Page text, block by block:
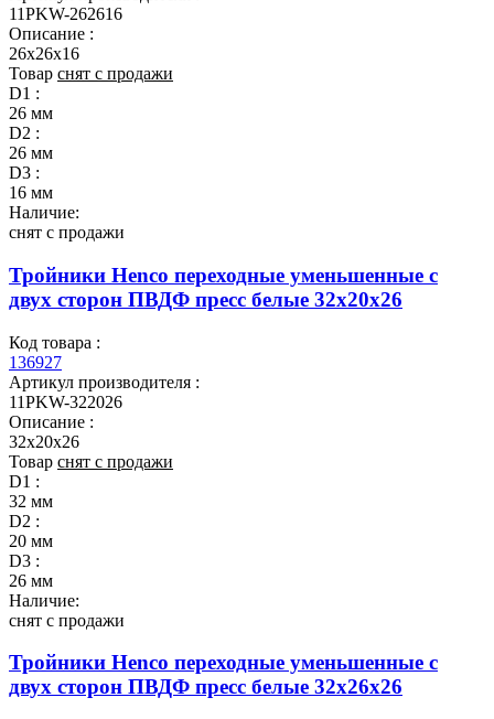
11PKW-262616
Описание :
26x26x16
Товар снят с продажи
D1 :
26 мм
D2 :
26 мм
D3 :
16 мм
Наличие:
снят с продажи
Тройники Henco переходные уменьшенные с
двух сторон ПВДФ пресс белые 32x20x26
Код товара :
136927
Артикул производителя :
11PKW-322026
Описание :
32x20x26
Товар снят с продажи
D1 :
32 мм
D2 :
20 мм
D3 :
26 мм
Наличие:
снят с продажи
Тройники Henco переходные уменьшенные с
двух сторон ПВДФ пресс белые 32x26x26